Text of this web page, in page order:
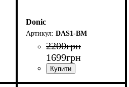
Donic
DAS1-BM
2200грн
1699грн